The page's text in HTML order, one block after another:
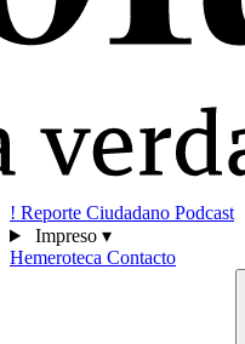
! Reporte Ciudadano Podcast
Impreso ▾
Hemeroteca Contacto